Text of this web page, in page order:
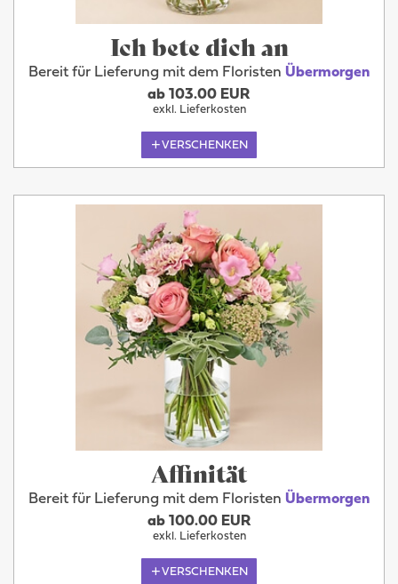
Ich bete dich an
Bereit für Lieferung mit dem Floristen Übermorgen
ab 103.00 EUR
exkl. Lieferkosten
VERSCHENKEN
Affinität
Bereit für Lieferung mit dem Floristen Übermorgen
ab 100.00 EUR
exkl. Lieferkosten
VERSCHENKEN